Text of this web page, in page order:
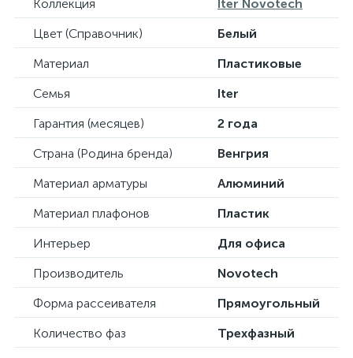
Коллекция
Iter Novotech
Цвет (Справочник)
Белый
Материал
Пластиковые
Семья
Iter
Гарантия (месяцев)
2 года
Страна (Родина бренда)
Венгрия
Материал арматуры
Алюминий
Материал плафонов
Пластик
Интерьер
Для офиса
Производитель
Novotech
Форма рассеивателя
Прямоугольный
Количество фаз
Трехфазный